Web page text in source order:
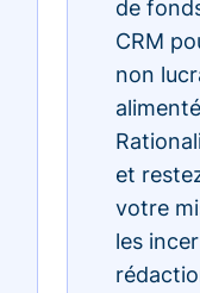
de
CRM
non
et
votre
les